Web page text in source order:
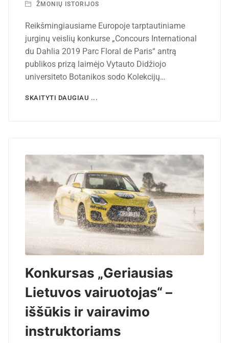
ŽMONIŲ ISTORIJOS
Reikšmingiausiame Europoje tarptautiniame
jurginų veislių konkurse „Concours International
du Dahlia 2019 Parc Floral de Paris“ antrą
publikos prizą laimėjo Vytauto Didžiojo
universiteto Botanikos sodo Kolekcijų…
SKAITYTI DAUGIAU ...
Konkursas „Geriausias
Lietuvos vairuotojas“ –
iššūkis ir vairavimo
instruktoriams